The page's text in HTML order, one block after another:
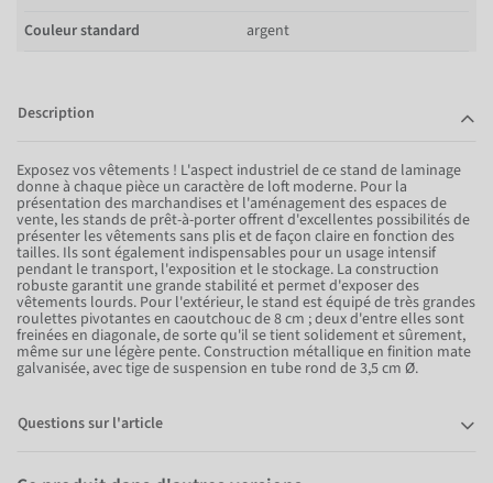
Couleur standard
argent
Description
Exposez vos vêtements ! L'aspect industriel de ce stand de laminage
donne à chaque pièce un caractère de loft moderne. Pour la
présentation des marchandises et l'aménagement des espaces de
vente, les stands de prêt-à-porter offrent d'excellentes possibilités de
présenter les vêtements sans plis et de façon claire en fonction des
tailles. Ils sont également indispensables pour un usage intensif
pendant le transport, l'exposition et le stockage. La construction
robuste garantit une grande stabilité et permet d'exposer des
vêtements lourds. Pour l'extérieur, le stand est équipé de très grandes
roulettes pivotantes en caoutchouc de 8 cm ; deux d'entre elles sont
freinées en diagonale, de sorte qu'il se tient solidement et sûrement,
même sur une légère pente. Construction métallique en finition mate
galvanisée, avec tige de suspension en tube rond de 3,5 cm Ø.
Questions sur l'article